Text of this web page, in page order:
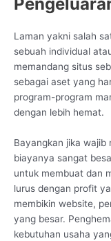
Laman yakni salah
sebuah individual
memandang situs
sebagai aset yang
program-program
dengan lebih hemat.
Bayangkan jika wajib
biayanya sangat
untuk membuat dan
lurus dengan profit
membikin website,
yang besar.
kebutuhan usaha